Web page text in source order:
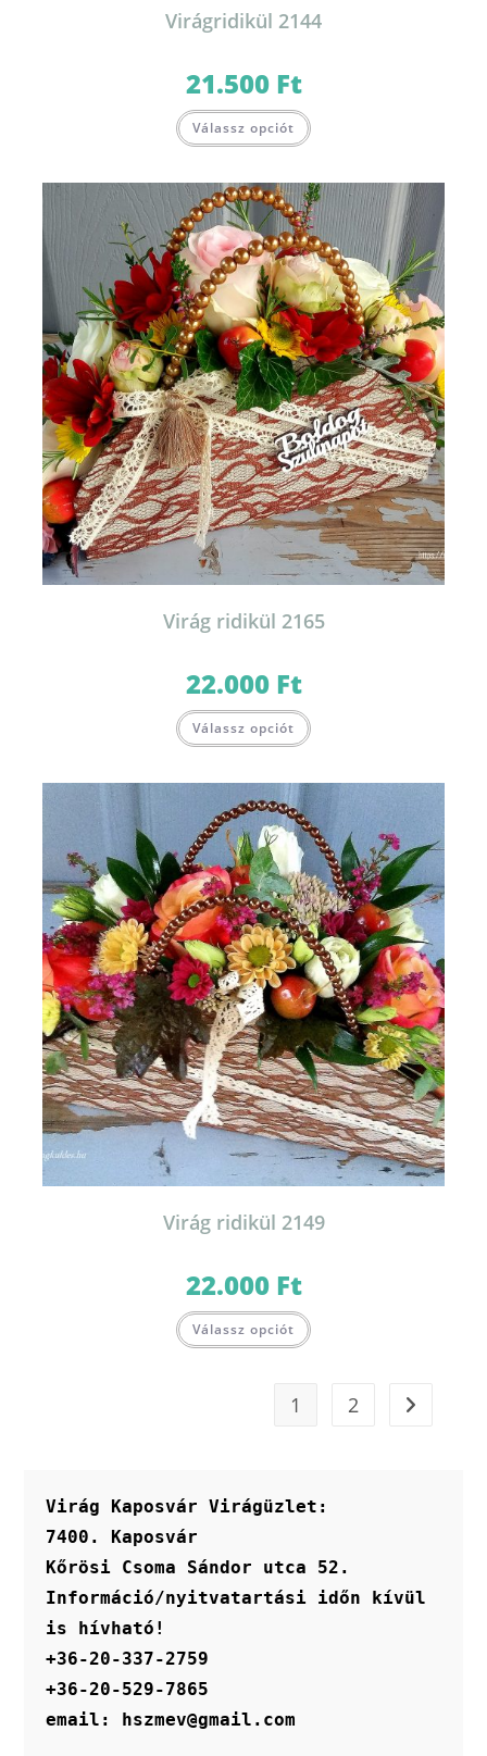
Virágridikül 2144
21.500 Ft
Válassz opciót
Virág ridikül 2165
22.000 Ft
Válassz opciót
Virág ridikül 2149
22.000 Ft
Válassz opciót
1 2
Virág Kaposvár Virágüzlet:
7400. Kaposvár
Kőrösi Csoma Sándor utca 52.
Információ/nyitvatartási időn kívül
is hívható!
+36-20-337-2759
+36-20-529-7865
email: hszmev@gmail.com